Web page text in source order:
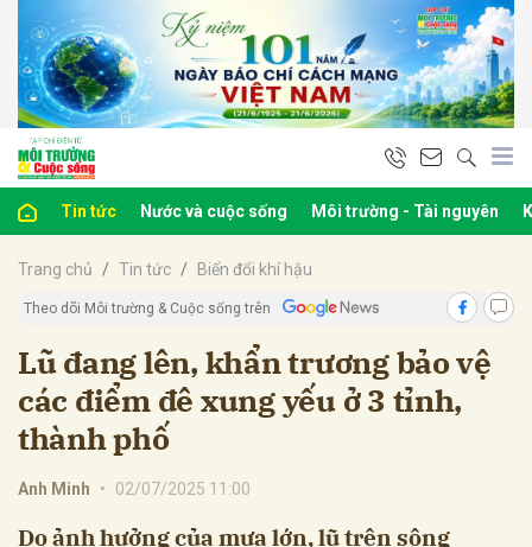
Tin tức Nước và cuộc sống Môi trường - Tài nguyên
Trang chủ Tin tức Biến đổi khí hậu
Theo dõi Môi trường & Cuộc sống trên
Lũ đang lên, khẩn trương bảo vệ
các điểm đê xung yếu ở 3 tỉnh,
thành phố
Anh Minh • 02/07/2025 11:00
Do ảnh hưởng của mưa lớn, lũ trên sông
luận
Hủy